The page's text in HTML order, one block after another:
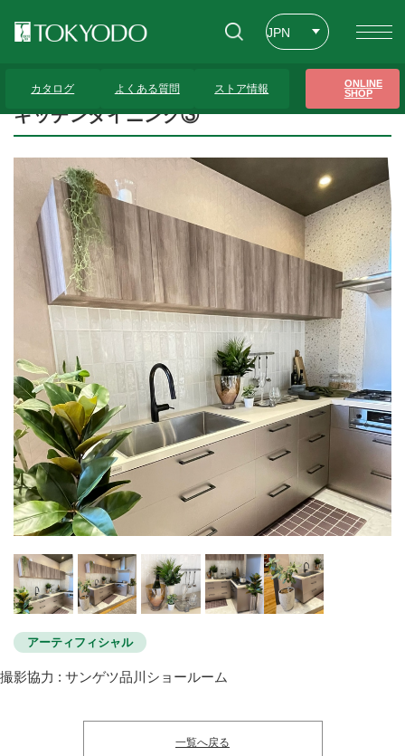
JPN
カタログ よくある質問 ストア情報
ONLINE
SHOP
キッチンダイニング③
キッチンダイニング③
アーティフィシャル
撮影協力 : サンゲツ品川ショールーム
一覧へ戻る